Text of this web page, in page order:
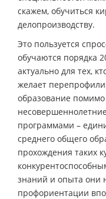
скажем, обучиться
делопроизводству.
Это пользуется
обучаются порядка
актуально для тех,
желает
образование
программами –
среднего общего
прохождения таких
знаний и опыта они
профориентации